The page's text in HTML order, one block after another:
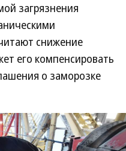
загрязнения
снижение
его компенсировать
о заморозке